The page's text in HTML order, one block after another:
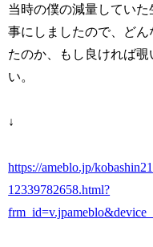
当時の僕の減量してい
事にしましたので、どん
たのか、もし良ければ覗
い。
↓
https://ameblo.jp/
12339782658.html?